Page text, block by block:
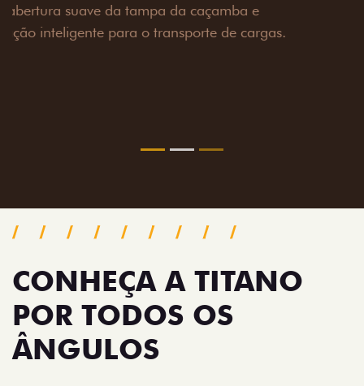
toneladas, alargadores de para-lamas e overbumper,
oferecendo mais capacidade de reboque, proteção
Pack tecnologia
CONHEÇA A TITANO
POR TODOS OS
ÂNGULOS